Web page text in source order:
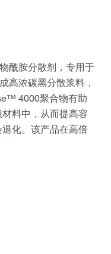
酰胺分散剂，专用于
高浓碳黑分散浆料，
4000聚合物有助
料中，从而提高容
化。该产品在高倍